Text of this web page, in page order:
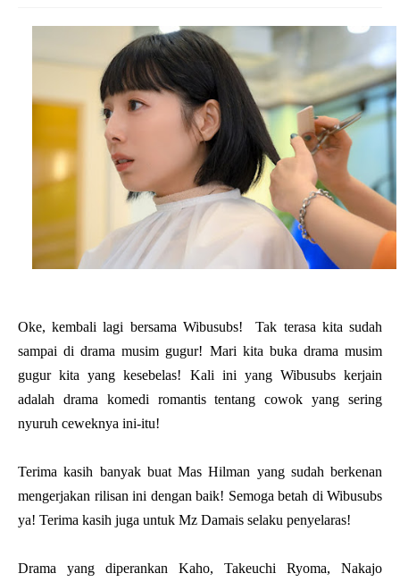
Oke, kembali lagi bersama Wibusubs! Tak terasa kita sudah
sampai di drama musim gugur! Mari kita buka drama musim
gugur kita yang kesebelas! Kali ini yang Wibusubs kerjain
adalah drama komedi romantis tentang cowok yang sering
nyuruh ceweknya ini-itu!
Terima kasih banyak buat Mas Hilman yang sudah berkenan
mengerjakan rilisan ini dengan baik! Semoga betah di Wibusubs
ya! Terima kasih juga untuk Mz Damais selaku penyelaras!
Drama yang diperankan Kaho, Takeuchi Ryoma, Nakajo